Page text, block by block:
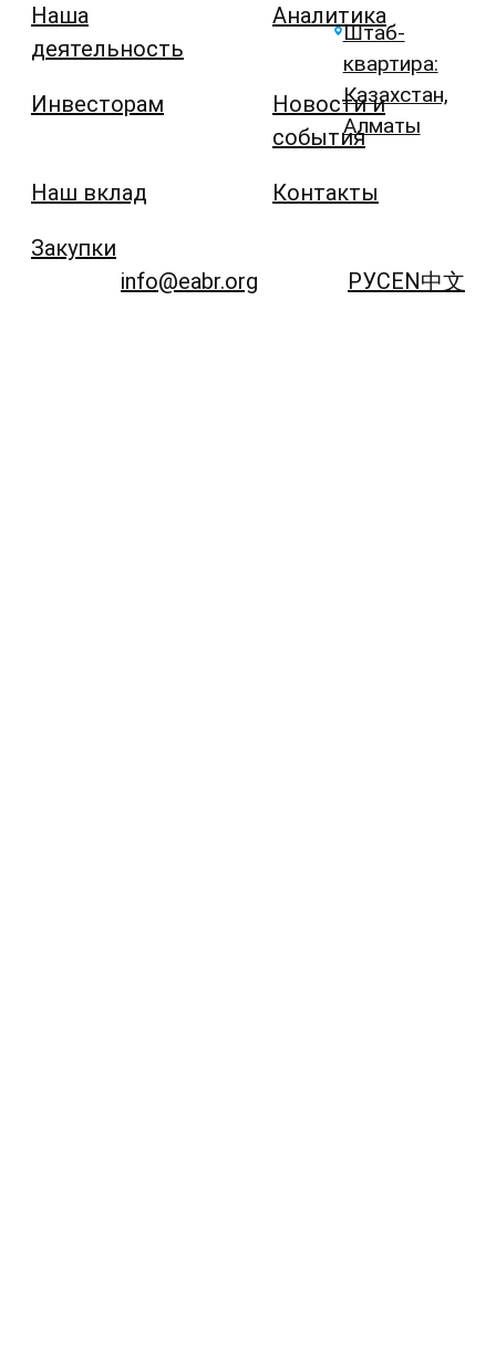
Наша
деятельность
Инвесторам
Наш вклад
Закупки
Аналитика
Новости и
события
Контакты
Штаб-
квартира:
Казахстан,
Алматы
info@eabr.org РУСEN中文